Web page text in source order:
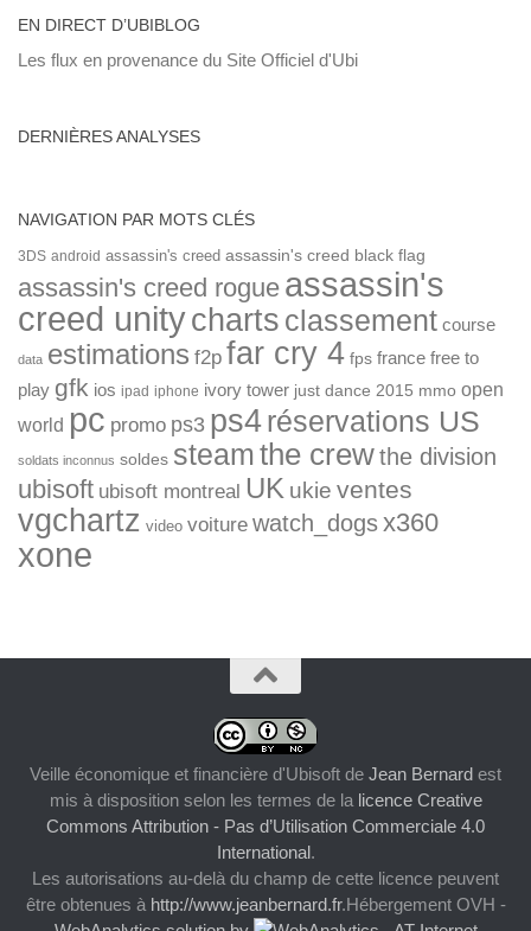
EN DIRECT D’UBIBLOG
Les flux en provenance du Site Officiel d'Ubi
DERNIÈRES ANALYSES
NAVIGATION PAR MOTS CLÉS
3DS android assassin's creed assassin's creed black flag
assassin's creed rogue assassin's
creed unitycharts classement course
data estimations f2p far cry 4 fps france free to
play gfk ios ipad iphone ivory tower just dance 2015 mmo open
world pc promo ps3 ps4réservations US
soldats inconnus soldes steamthe crewthe division
ubisoft ubisoft montreal UK ukie ventes
vgchartz video voiture watch_dogsx360
xone
Veille économique et financière d'Ubisoft de Jean Bernard est
mis à disposition selon les termes de la licence Creative
Commons Attribution - Pas d’Utilisation Commerciale 4.0
International.
Les autorisations au-delà du champ de cette licence peuvent
être obtenues à http://www.jeanbernard.fr.Hébergement OVH -